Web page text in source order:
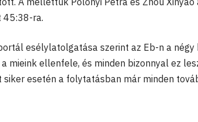
45:38-ra.
esélylatolgatása szerint az Eb-n a
mieink ellenfele, és minden bizonnyal ez
esetén a folytatásban már minden